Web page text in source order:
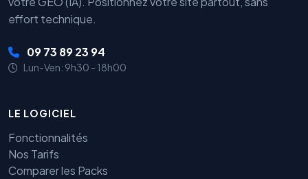
effort technique.
09 73 89 23 94
Lun-Ven: 9h30 - 18h00
LE LOGICIEL
Fonctionnalités
Nos Tarifs
Comparer les Packs